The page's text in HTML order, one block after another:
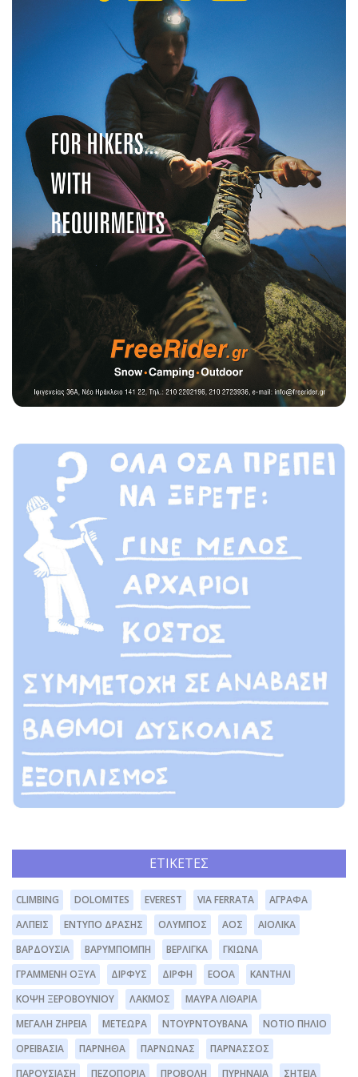
ΕΤΙΚΈΤΕΣ
CLIMBING DOLOMITES EVEREST VIA FERRATA
ΆΓΡΑΦΑ
ΆΛΠΕΙΣ
ΈΝΤΥΠΟ ΔΡΆΣΗΣ ΌΛΥΜΠΟΣ ΑΟΣ
ΑΙΟΛΙΚΆ
ΒΑΡΔΟΎΣΙΑ
ΒΑΡΥΜΠΌΜΠΗ ΒΕΡΛΊΓΚΑ
ΓΚΙΏΝΑ
ΓΡΑΜΜΈΝΗ ΟΞΥΆ
ΔΊΡΦΥΣ ΔΙΡΦΗ ΕΟΟΑ
ΚΑΝΤΉΛΙ
ΚΌΨΗ ΞΕΡΟΒΟΥΝΊΟΥ
ΛΆΚΜΟΣ
ΜΑΥΡΑ ΛΙΘΆΡΙΑ
ΜΕΓΆΛΗ ΖΉΡΕΙΑ
ΜΕΤΈΩΡΑ ΝΤΟΥΡΝΤΟΥΒΆΝΑ
ΝΌΤΙΟ ΠΉΛΙΟ
ΟΡΕΙΒΑΣΊΑ
ΠΆΡΝΗΘΑ ΠΆΡΝΩΝΑΣ
ΠΑΡΝΑΣΣΌΣ
ΠΑΡΟΥΣΊΑΣΗ
ΠΕΖΟΠΟΡΊΑ ΠΡΟΒΟΛΉ ΠΥΡΗΝΑΊΑ ΣΗΤΕΊΑ